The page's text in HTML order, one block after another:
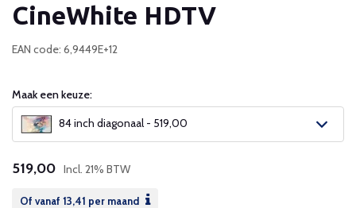
CineWhite HDTV
EAN code: 6,9449E+12
Maak een keuze:
84 inch diagonaal - 519,00
519,00 Incl. 21% BTW
Of vanaf 13,41 per maand